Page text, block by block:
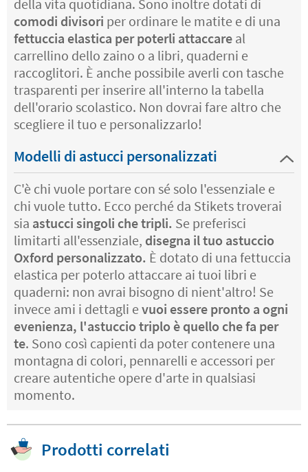
della vita quotidiana. Sono inoltre dotati di
comodi divisori per ordinare le matite e di una
fettuccia elastica per poterli attaccare al
carrellino dello zaino o a libri, quaderni e
raccoglitori. È anche possibile averli con tasche
trasparenti per inserire all'interno la tabella
dell'orario scolastico. Non dovrai fare altro che
scegliere il tuo e personalizzarlo!
Modelli di astucci personalizzati
C'è chi vuole portare con sé solo l'essenziale e
chi vuole tutto. Ecco perché da Stikets troverai
sia astucci singoli che tripli. Se preferisci
limitarti all'essenziale, disegna il tuo astuccio
Oxford personalizzato. È dotato di una fettuccia
elastica per poterlo attaccare ai tuoi libri e
quaderni: non avrai bisogno di nient'altro! Se
invece ami i dettagli e vuoi essere pronto a ogni
evenienza, l'astuccio triplo è quello che fa per
te. Sono così capienti da poter contenere una
montagna di colori, pennarelli e accessori per
creare autentiche opere d'arte in qualsiasi
momento.
Prodotti correlati